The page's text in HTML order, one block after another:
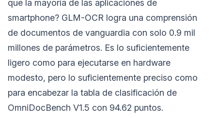
que la mayoría de las aplicaciones de
smartphone? GLM-OCR logra una comprensión
de documentos de vanguardia con solo 0.9 mil
millones de parámetros. Es lo suficientemente
ligero como para ejecutarse en hardware
modesto, pero lo suficientemente preciso como
para encabezar la tabla de clasificación de
OmniDocBench V1.5 con 94.62 puntos.